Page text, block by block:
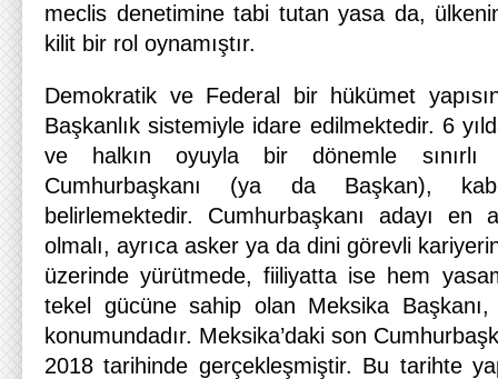
meclis denetimine tabi tutan yasa da,
kilit bir rol oynamıştır.
Demokratik ve Federal bir hükümet
Başkanlık sistemiyle idare edilmektedir. 6
ve halkın oyuyla bir dönemle
Cumhurbaşkanı (ya da Başkan),
belirlemektedir. Cumhurbaşkanı adayı
olmalı, ayrıca asker ya da dini görevli
üzerinde yürütmede, fiiliyatta ise hem
tekel gücüne sahip olan Meksika
konumundadır. Meksika’daki son
2018 tarihinde gerçekleşmiştir. Bu tarihte